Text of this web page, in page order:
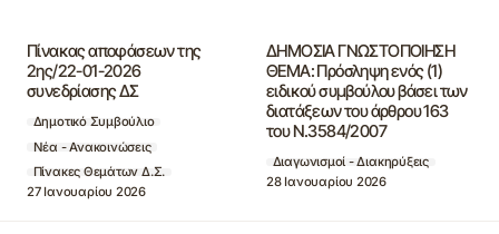
Πίνακας αποφάσεων της
2ης/22-01-2026
συνεδρίασης ΔΣ
Δημοτικό Συμβούλιο
Νέα - Ανακοινώσεις
Πίνακες Θεμάτων Δ.Σ.
27 Ιανουαρίου 2026
ΔΗΜΟΣΙΑ ΓΝΩΣΤΟΠΟΙΗΣΗ
ΘΕΜΑ: Πρόσληψη ενός (1)
ειδικού συμβούλου βάσει των
διατάξεων του άρθρου 163
του Ν.3584/2007
Διαγωνισμοί - Διακηρύξεις
28 Ιανουαρίου 2026